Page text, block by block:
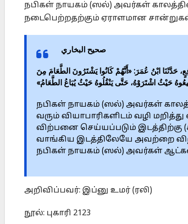
நபிகள் நாயகம் (ஸல்) அவர்கள்
நடைபெற்றதற்கும் ஏராளமான
صحيح البخاري
حَدَّثَنَا ابْنُ عُمَرَ: «أَنَّهُمْ كَانُوا يَشْتَرُونَ الطَّعَامَ مِنَ
حَيْثُ اشْتَرَوْهُ، حَتَّى يَنْقُلُوهُ حَيْثُ يُبَاعُ الطَّعَامُ»
நபிகள் நாயகம் (ஸல்) அவர்கள்
வரும் வியாபாரிகளிடம் வழி
விற்பனை செய்யப்படும் இடத்திற்கு
வாங்கிய இடத்திலேயே அவற்றை
நபிகள் நாயகம் (ஸல்) அவர்கள்
அறிவிப்பவர்: இப்னு உமர் (ரலி)
நூல்: புகாரி 2123